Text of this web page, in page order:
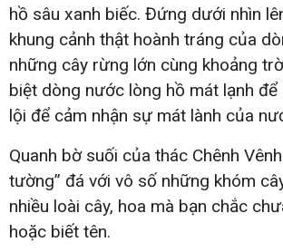
hồ sâu xanh biếc. Đứng dưới nhìn
khung cảnh thật hoành tráng của
những cây rừng lớn cùng khoảng
biệt dòng nước lòng hồ mát lạnh
lội để cảm nhận sự mát lành của
Quanh bờ suối của thác Chênh
tường” đá với vô số những khóm
nhiều loài cây, hoa mà bạn chắc
hoặc biết tên.